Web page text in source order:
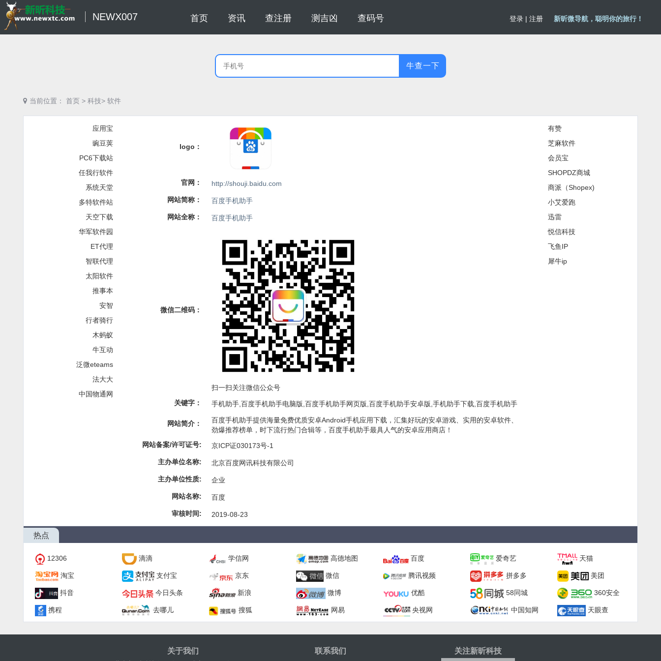
NEWX007 首页 资讯 查注册 测吉凶 查码号 登录 | 注册 新昕微导航，聪明你的旅行！
牛查一下
当前位置： 首页 > 科技> 软件
应用宝
豌豆荚
PC6下载站
任我行软件
系统天堂
多特软件站
天空下载
华军软件园
ET代理
智联代理
太阳软件
推事本
安智
行者骑行
木蚂蚁
牛互动
泛微eteams
法大大
中国物通网
logo：
官网： http://shouji.baidu.com
网站简称： 百度手机助手
网站全称： 百度手机助手
微信二维码：
扫一扫关注微信公众号
关键字：
手机助手,百度手机助手电脑版,百度手机助手网页版,百度手机助手安卓版,手机助手下载,百度手机助手
网站简介：
百度手机助手提供海量免费优质安卓Android手机应用下载，汇集好玩的安卓游戏、实用的安卓软件、
劲爆推荐榜单，时下流行热门合辑等，百度手机助手最具人气的安卓应用商店！
网站备案/许可证号:
京ICP证030173号-1
主办单位名称: 北京百度网讯科技有限公司
主办单位性质: 企业
网站名称: 百度
审核时间: 2019-08-23
有赞
芝麻软件
会员宝
SHOPDZ商城
商派（Shopex)
小艾爱跑
迅雷
悦信科技
飞鱼IP
犀牛ip
热点
12306 滴滴 学信网 高德地图 百度 爱奇艺 天猫
淘宝 支付宝 京东 微信 腾讯视频 拼多多 美团
抖音 今日头条 新浪 微博 优酷 58同城 360安全
携程 去哪儿 搜狐 网易 央视网 中国知网 天眼查
关于我们 联系我们 关注新昕科技